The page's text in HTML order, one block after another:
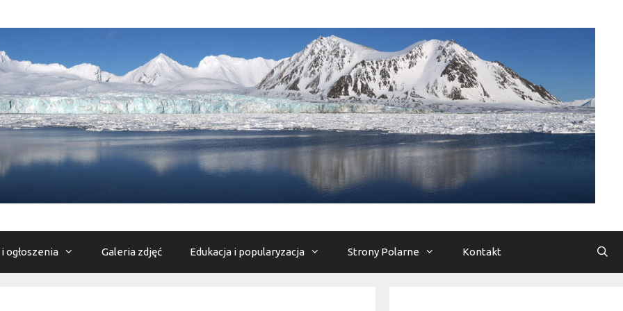
ogłoszenia Galeria zdjęć Edukacja i popularyzacja Strony Polarne Kontakt